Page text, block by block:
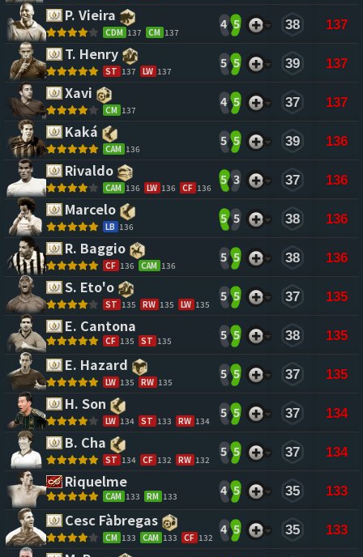
P. Vieira
CDM 137 CM 137
4 5 38 137
T. Henry
ST 137 LW 137
5 5 39 137
Xavi
CM 137
4 5 37 137
Kaká
CAM 136
5 5 39 136
Rivaldo
CAM 136 LW 136 CF 136
5 3 37 136
Marcelo
LB 136
5 5 38 136
R. Baggio
CF 136 CAM 136
5 5 38 136
S. Eto'o
ST 135 RW 135 LW 135
5 5 37 135
E. Cantona
CF 135 ST 135 5 5 38 135
E. Hazard
LW 135 RW 135
5 5 37 135
H. Son
LW 134 ST 133 RW 134
5 5 37 134
B. Cha
ST 134 CF 132 RW 132
5 5 37 134
Riquelme
CAM 133 RM 133 4 5 35 133
Cesc Fàbregas
CM 133 CAM 133 CF 132
4 5 35 133